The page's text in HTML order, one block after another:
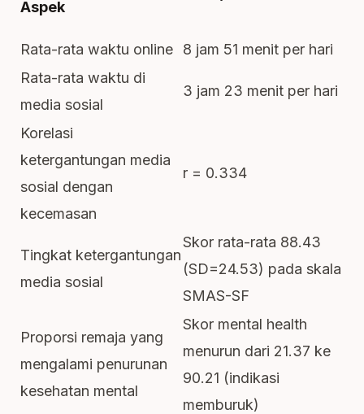
Aspek
Rata-rata waktu online
8 jam 51 menit per hari
Rata-rata waktu di
media sosial
3 jam 23 menit per hari
Korelasi
ketergantungan media
sosial dengan
kecemasan
r = 0.334
Tingkat ketergantungan
media sosial
Skor rata-rata 88.43
(SD=24.53) pada skala
SMAS-SF
Proporsi remaja yang
mengalami penurunan
kesehatan mental
Skor mental health
menurun dari 21.37 ke
90.21 (indikasi
memburuk)